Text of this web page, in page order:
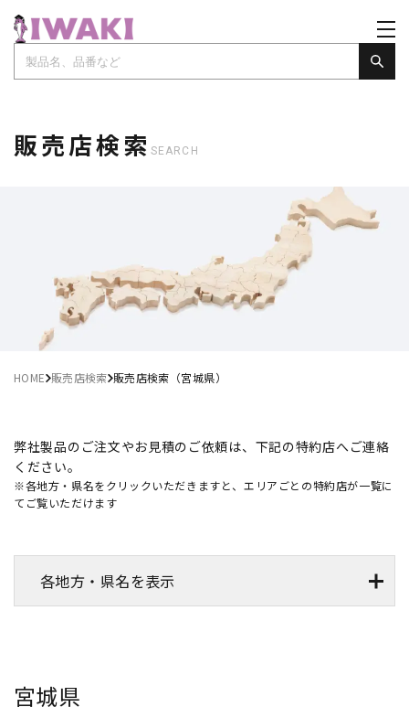
販売店検索 SEARCH
HOME 販売店検索 販売店検索（宮城県）
弊社製品のご注文やお見積のご依頼は、下記の特約店へご連絡
ください。
※各地方・県名をクリックいただきますと、エリアごとの特約店が一覧に
てご覧いただけます
各地方・県名を表示
宮城県